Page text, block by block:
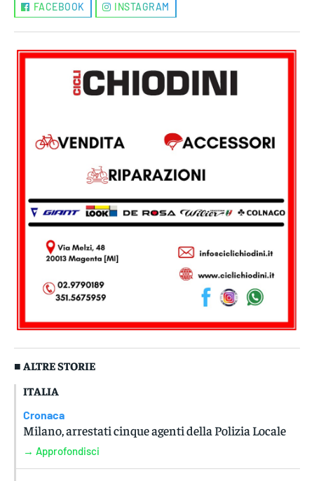
FACEBOOK INSTAGRAM
■ ALTRE STORIE
ITALIA
Cronaca
Milano, arrestati cinque agenti della Polizia Locale
→ Approfondisci